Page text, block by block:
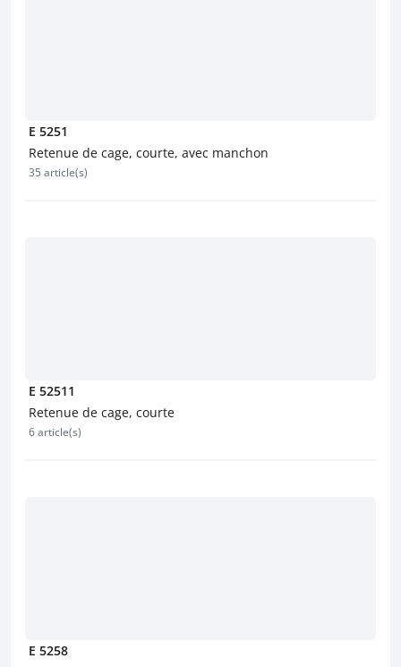
E 5251
Retenue de cage, courte, avec manchon
35 article(s)
E 52511
Retenue de cage, courte
6 article(s)
E 5258